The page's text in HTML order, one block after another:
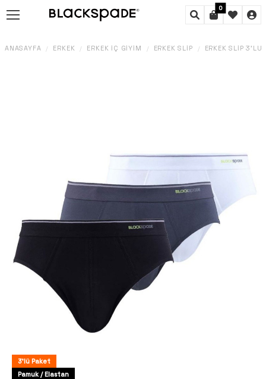
0
ANASAYFA / ERKEK / ERKEK İÇ GIYIM / ERKEK SLIP / ERKEK SLIP 3'LÜ
3'lü Paket
Pamuk / Elastan